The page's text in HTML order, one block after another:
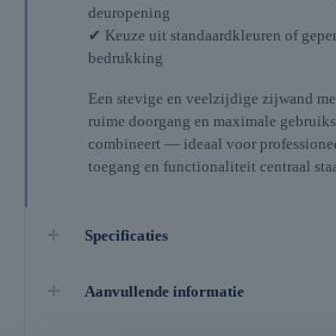
deuropening
✔ Keuze uit standaardkleuren of
bedrukking
Een stevige en veelzijdige zijwand
ruime doorgang en maximale
combineert — ideaal voor
toegang en functionaliteit centraal
Specificaties
Aanvullende informatie